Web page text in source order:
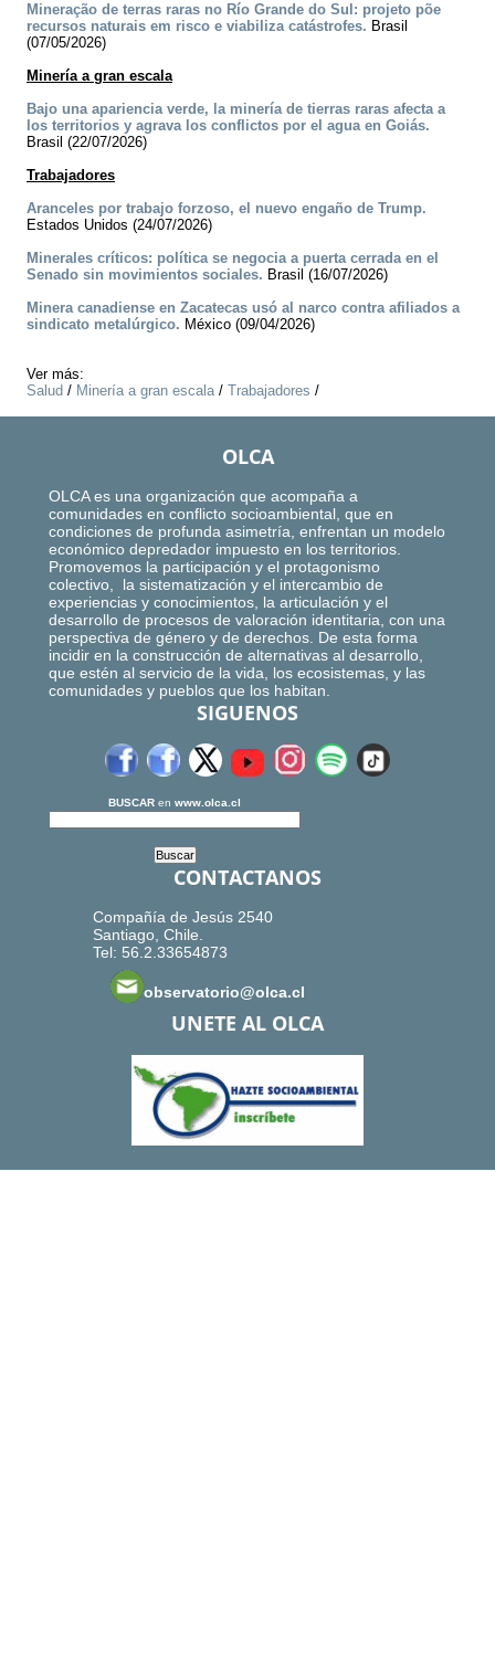
Mineração de terras raras no Río Grande do Sul: projeto põe
recursos naturais em risco e viabiliza catástrofes. Brasil
(07/05/2026)
Minería a gran escala
Bajo una apariencia verde, la minería de tierras raras afecta a
los territorios y agrava los conflictos por el agua en Goiás.
Brasil (22/07/2026)
Trabajadores
Aranceles por trabajo forzoso, el nuevo engaño de Trump.
Estados Unidos (24/07/2026)
Minerales críticos: política se negocia a puerta cerrada en el
Senado sin movimientos sociales. Brasil (16/07/2026)
Minera canadiense en Zacatecas usó al narco contra afiliados a
sindicato metalúrgico. México (09/04/2026)
Ver más:
Salud / Minería a gran escala/ Trabajadores /
OLCA
OLCA es una organización que acompaña a
comunidades en conflicto socioambiental, que en
condiciones de profunda asimetría, enfrentan un modelo
económico depredador impuesto en los territorios.
Promovemos la participación y el protagonismo
colectivo, la sistematización y el intercambio de
experiencias y conocimientos, la articulación y el
desarrollo de procesos de valoración identitaria, con una
perspectiva de género y de derechos. De esta forma
incidir en la construcción de alternativas al desarrollo,
que estén al servicio de la vida, los ecosistemas, y las
comunidades y pueblos que los habitan.
SIGUENOS
BUSCAR en www.olca.cl
CONTACTANOS
Compañía de Jesús 2540
Santiago, Chile.
Tel: 56.2.33654873
observatorio@olca.cl
UNETE AL OLCA